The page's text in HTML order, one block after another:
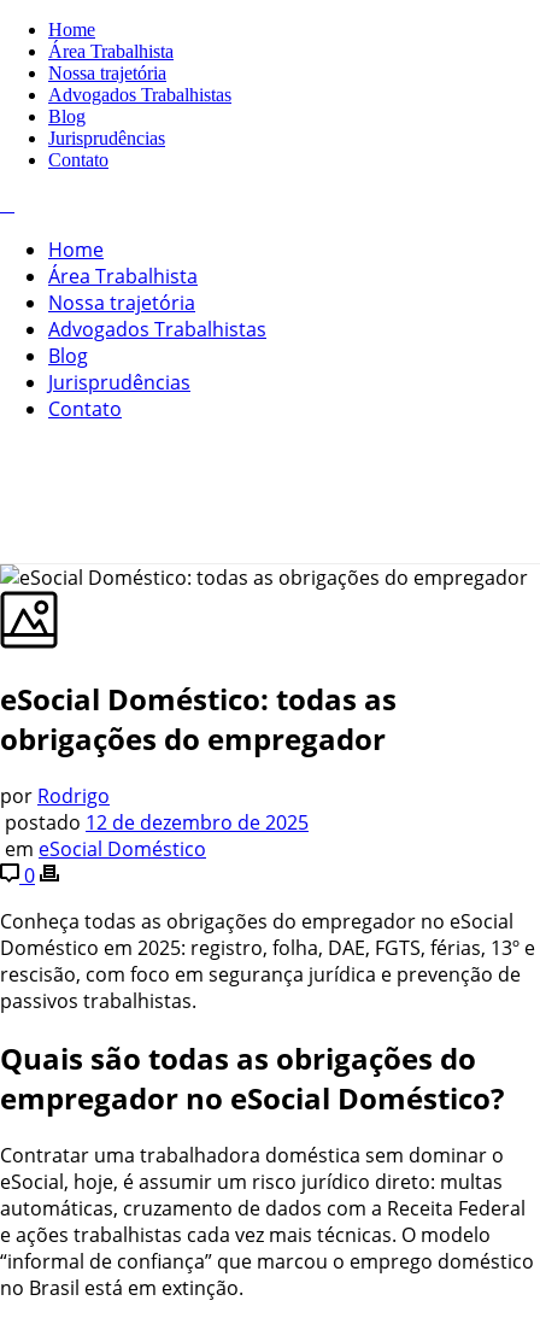
Home
Área Trabalhista
Nossa trajetória
Advogados Trabalhistas
Blog
Jurisprudências
Contato
Home
Área Trabalhista
Nossa trajetória
Advogados Trabalhistas
Blog
Jurisprudências
Contato
eSocial Doméstico: todas as
obrigações do empregador
por Rodrigo
postado 12 de dezembro de 2025
em eSocial Doméstico
0
Conheça todas as obrigações do empregador no eSocial
Doméstico em 2025: registro, folha, DAE, FGTS, férias, 13º e
rescisão, com foco em segurança jurídica e prevenção de
passivos trabalhistas.
Quais são todas as obrigações do
empregador no eSocial Doméstico?
Contratar uma trabalhadora doméstica sem dominar o
eSocial, hoje, é assumir um risco jurídico direto: multas
automáticas, cruzamento de dados com a Receita Federal
e ações trabalhistas cada vez mais técnicas. O modelo
“informal de confiança” que marcou o emprego doméstico
no Brasil está em extinção.